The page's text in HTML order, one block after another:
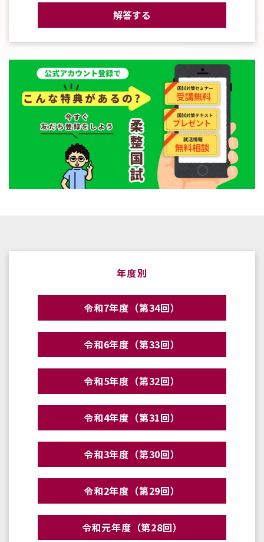
解答する
年度別
令和7年度（第34回）
令和6年度（第33回）
令和5年度（第32回）
令和4年度（第31回）
令和3年度（第30回）
令和2年度（第29回）
令和元年度（第28回）